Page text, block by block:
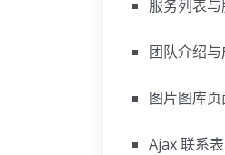
服务列表
团队介绍
图片图库
Ajax 联系